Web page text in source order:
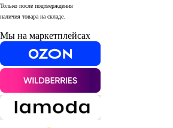
Только после подтверждения
наличия товара на складе.
Мы на маркетплейсах